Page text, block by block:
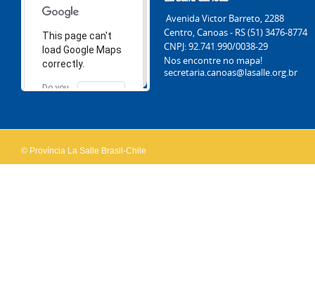
This page can't
load Google Maps
correctly.
Do you
OK
Avenida Victor Barreto, 2288
Centro, Canoas - RS (51) 3476-8774
CNPJ: 92.741.990/0038-29
Nos encontre no mapa!
secretaria.canoas@lasalle.org.br
© Província La Salle Brasil-Chile